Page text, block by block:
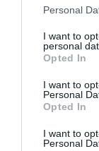
Personal
I want to
personal
Opted In
I want to
Personal
Opted In
I want to
Personal